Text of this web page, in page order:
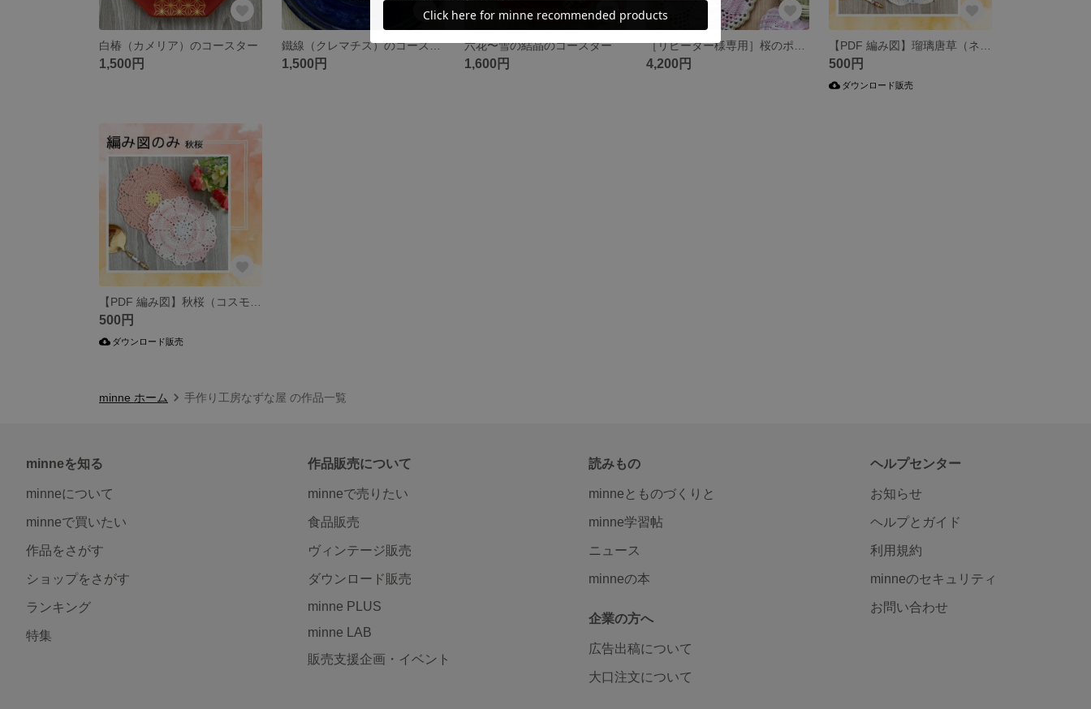
白椿（カメリア）のコースター
1,500円
鐵線（クレマチス）のコースター
1,500円
六花〜雪の結晶のコースター
1,600円 4,200円 500円
ダウンロード販売
500円
ダウンロード販売
minne ホーム 手作り工房なずな屋 の作品一覧
minneを知る
minneについて
minneで買いたい
作品をさがす
ショップをさがす
ランキング
特集
作品販売について
minneで売りたい
食品販売
ヴィンテージ販売
ダウンロード販売
minne PLUS
minne LAB
販売支援企画・イベント
読みもの
minneとものづくりと
minne学習帖
ニュース
minneの本
企業の方へ
広告出稿について
大口注文について
ヘルプセンター
お知らせ
ヘルプとガイド
利用規約
minneのセキュリティ
お問い合わせ